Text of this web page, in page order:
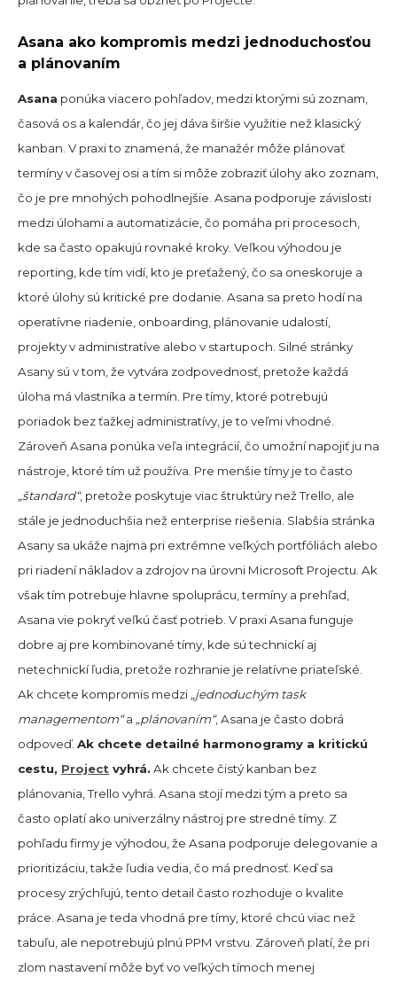
Asana ako kompromis medzi jednoduchosťou
a plánovaním
Asana ponúka viacero pohľadov, medzi ktorými sú zoznam,
časová os a kalendár, čo jej dáva širšie využitie než klasický
kanban. V praxi to znamená, že manažér môže plánovať
termíny v časovej osi a tím si môže zobraziť úlohy ako zoznam,
čo je pre mnohých pohodlnejšie. Asana podporuje závislosti
medzi úlohami a automatizácie, čo pomáha pri procesoch,
kde sa často opakujú rovnaké kroky. Veľkou výhodou je
reporting, kde tím vidí, kto je preťažený, čo sa oneskoruje a
ktoré úlohy sú kritické pre dodanie. Asana sa preto hodí na
operatívne riadenie, onboarding, plánovanie udalostí,
projekty v administratíve alebo v startupoch. Silné stránky
Asany sú v tom, že vytvára zodpovednosť, pretože každá
úloha má vlastníka a termín. Pre tímy, ktoré potrebujú
poriadok bez ťažkej administratívy, je to veľmi vhodné.
Zároveň Asana ponúka veľa integrácií, čo umožní napojiť ju na
nástroje, ktoré tím už používa. Pre menšie tímy je to často
„štandard“, pretože poskytuje viac štruktúry než Trello, ale
stále je jednoduchšia než enterprise riešenia. Slabšia stránka
Asany sa ukáže najmä pri extrémne veľkých portfóliách alebo
pri riadení nákladov a zdrojov na úrovni Microsoft Projectu. Ak
však tím potrebuje hlavne spoluprácu, termíny a prehľad,
Asana vie pokryť veľkú časť potrieb. V praxi Asana funguje
dobre aj pre kombinované tímy, kde sú technickí aj
netechnickí ľudia, pretože rozhranie je relatívne priateľské.
Ak chcete kompromis medzi „jednoduchým task
managementom“a „plánovaním“, Asana je často dobrá
odpoveď. Ak chcete detailné harmonogramy a kritickú
cestu, Project vyhrá. Ak chcete čistý kanban bez
plánovania, Trello vyhrá. Asana stojí medzi tým a preto sa
často oplatí ako univerzálny nástroj pre stredné tímy. Z
pohľadu firmy je výhodou, že Asana podporuje delegovanie a
prioritizáciu, takže ľudia vedia, čo má prednosť. Keď sa
procesy zrýchľujú, tento detail často rozhoduje o kvalite
práce. Asana je teda vhodná pre tímy, ktoré chcú viac než
tabuľu, ale nepotrebujú plnú PPM vrstvu. Zároveň platí, že pri
zlom nastavení môže byť vo veľkých tímoch menej